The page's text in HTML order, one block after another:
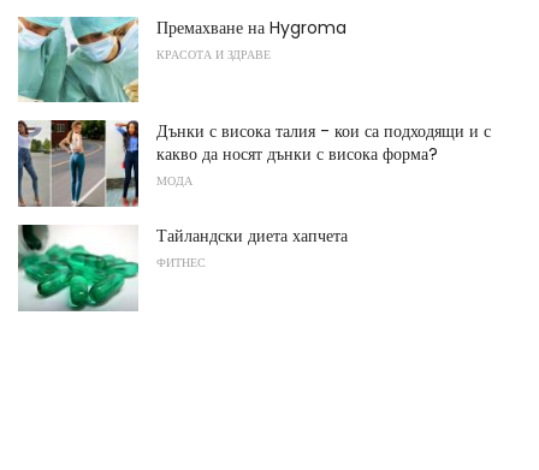
Премахване на Hygroma
КРАСОТА И ЗДРАВЕ
Дънки с висока талия - кои са подходящи и с
какво да носят дънки с висока форма?
МОДА
Тайландски диета хапчета
ФИТНЕС